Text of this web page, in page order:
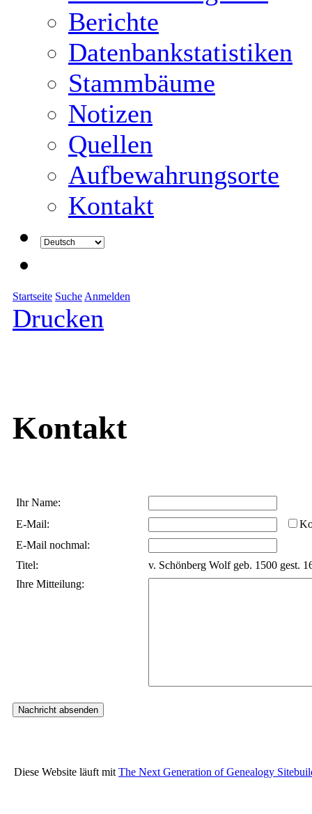
Berichte
Datenbankstatistiken
Stammbäume
Notizen
Quellen
Aufbewahrungsorte
Kontakt
Startseite Suche Anmelden
Drucken
Kontakt
Ihr Name:
E-Mail:
E-Mail nochmal:
Titel:
v. Schönberg Wolf geb. 1500 gest.
Ihre Mitteilung:
Diese Website läuft mit The Next Generation of Genealogy